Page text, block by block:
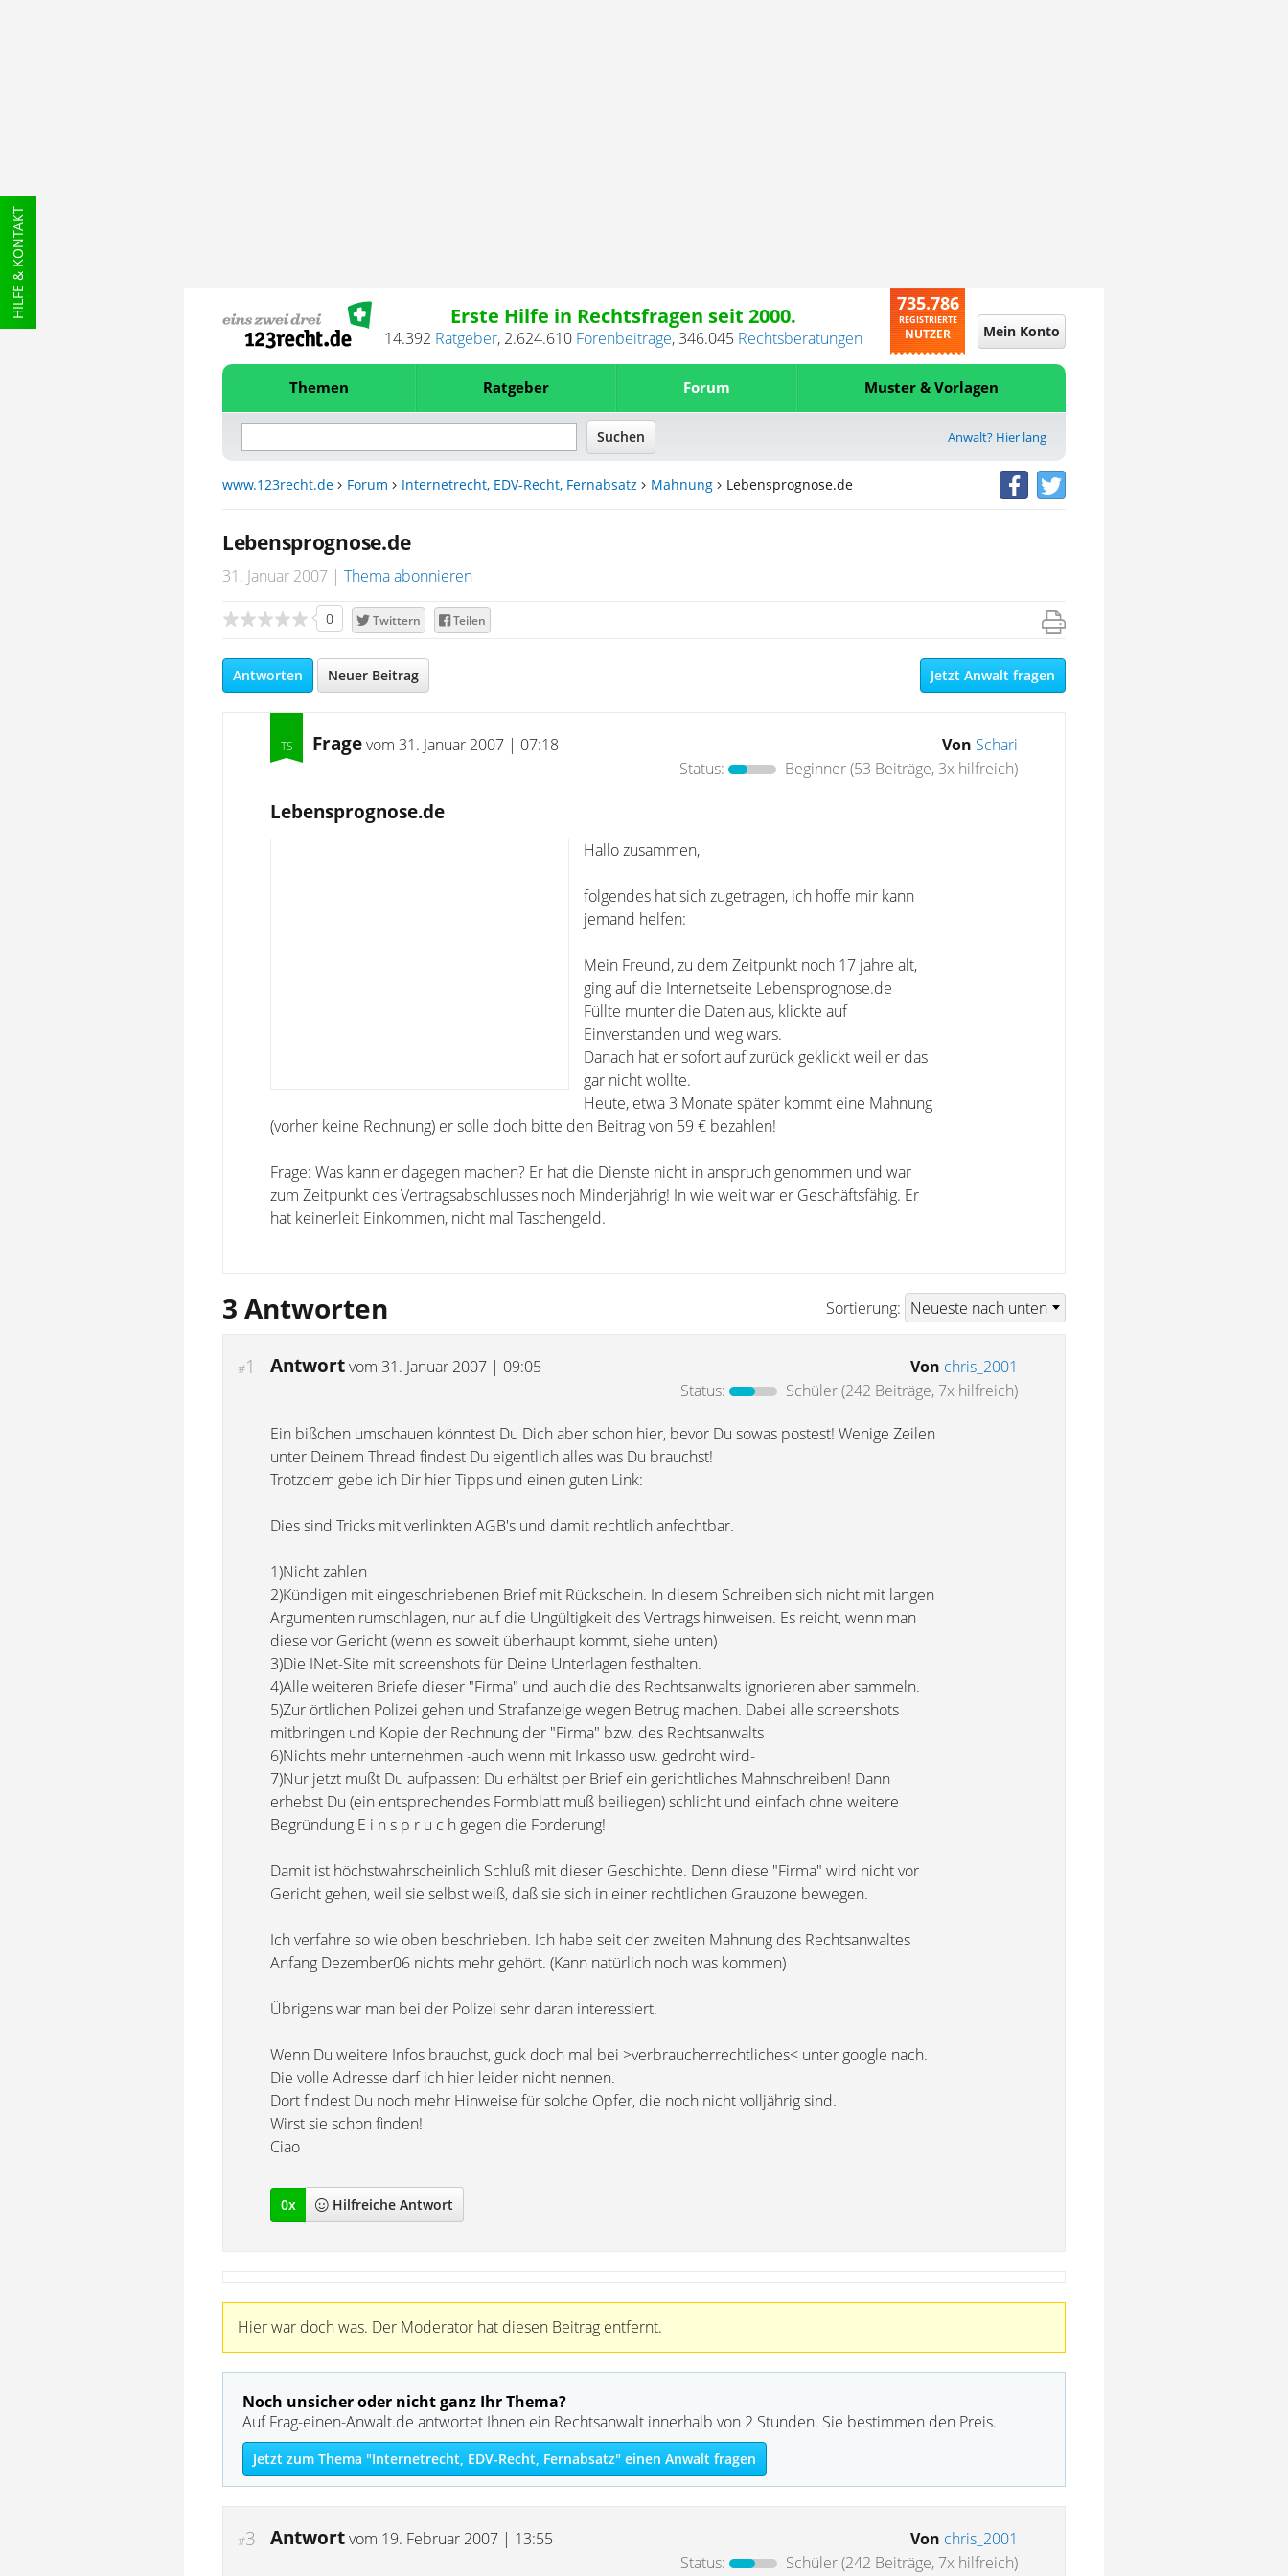
HILFE & KONTAKT Erste Hilfe in Rechtsfragen seit 2000.
14.392 Ratgeber, 2.624.610 Forenbeiträge,346.045 Rechtsberatungen
735.786
REGISTRIERTE
NUTZER Mein Konto
Themen Ratgeber Forum Muster & Vorlagen
Anwalt? Hier lang
www.123recht.de Forum Internetrecht, EDV-Recht, Fernabsatz Mahnung Lebensprognose.de
Lebensprognose.de
31. Januar 2007 Thema abonnieren
0 Twittern Teilen
Antworten Neuer Beitrag Jetzt Anwalt fragen
Fragevom 31. Januar 2007 | 07:18 Von Schari
Status:
Beginner(53 Beiträge, 3x hilfreich)
Lebensprognose.de
Hallo zusammen,
folgendes hat sich zugetragen, ich hoffe mir kann
jemand helfen:
Mein Freund, zu dem Zeitpunkt noch 17 jahre alt,
ging auf die Internetseite Lebensprognose.de
Füllte munter die Daten aus, klickte auf
Einverstanden und weg wars.
Danach hat er sofort auf zurück geklickt weil er das
gar nicht wollte.
Heute, etwa 3 Monate später kommt eine Mahnung
(vorher keine Rechnung) er solle doch bitte den Beitrag von 59 € bezahlen!
Frage: Was kann er dagegen machen? Er hat die Dienste nicht in anspruch genommen und war
zum Zeitpunkt des Vertragsabschlusses noch Minderjährig! In wie weit war er Geschäftsfähig. Er
hat keinerleit Einkommen, nicht mal Taschengeld.
3 Antworten Sortierung:
#1 Antwortvom 31. Januar 2007 | 09:05 Von chris_2001
Status:
Schüler(242 Beiträge, 7x hilfreich)
Ein bißchen umschauen könntest Du Dich aber schon hier, bevor Du sowas postest! Wenige Zeilen
unter Deinem Thread findest Du eigentlich alles was Du brauchst!
Trotzdem gebe ich Dir hier Tipps und einen guten Link:
Dies sind Tricks mit verlinkten AGB's und damit rechtlich anfechtbar.
1)Nicht zahlen
2)Kündigen mit eingeschriebenen Brief mit Rückschein. In diesem Schreiben sich nicht mit langen
Argumenten rumschlagen, nur auf die Ungültigkeit des Vertrags hinweisen. Es reicht, wenn man
diese vor Gericht (wenn es soweit überhaupt kommt, siehe unten)
3)Die INet-Site mit screenshots für Deine Unterlagen festhalten.
4)Alle weiteren Briefe dieser "Firma" und auch die des Rechtsanwalts ignorieren aber sammeln.
5)Zur örtlichen Polizei gehen und Strafanzeige wegen Betrug machen. Dabei alle screenshots
mitbringen und Kopie der Rechnung der "Firma" bzw. des Rechtsanwalts
6)Nichts mehr unternehmen -auch wenn mit Inkasso usw. gedroht wird-
7)Nur jetzt mußt Du aufpassen: Du erhältst per Brief ein gerichtliches Mahnschreiben! Dann
erhebst Du (ein entsprechendes Formblatt muß beiliegen) schlicht und einfach ohne weitere
Begründung E i n s p r u c h gegen die Forderung!
Damit ist höchstwahrscheinlich Schluß mit dieser Geschichte. Denn diese "Firma" wird nicht vor
Gericht gehen, weil sie selbst weiß, daß sie sich in einer rechtlichen Grauzone bewegen.
Ich verfahre so wie oben beschrieben. Ich habe seit der zweiten Mahnung des Rechtsanwaltes
Anfang Dezember06 nichts mehr gehört. (Kann natürlich noch was kommen)
Übrigens war man bei der Polizei sehr daran interessiert.
Wenn Du weitere Infos brauchst, guck doch mal bei >verbraucherrechtliches< unter google nach.
Die volle Adresse darf ich hier leider nicht nennen.
Dort findest Du noch mehr Hinweise für solche Opfer, die noch nicht volljährig sind.
Wirst sie schon finden!
Ciao
0x Hilfreiche Antwort
Hier war doch was. Der Moderator hat diesen Beitrag entfernt.
Noch unsicher oder nicht ganz Ihr Thema?
Auf Frag-einen-Anwalt.de antwortet Ihnen ein Rechtsanwalt innerhalb von 2 Stunden. Sie bestimmen den Preis.
Jetzt zum Thema "Internetrecht, EDV-Recht, Fernabsatz" einen Anwalt fragen
#3 Antwortvom 19. Februar 2007 | 13:55 Von chris_2001
Status:
Schüler(242 Beiträge, 7x hilfreich)